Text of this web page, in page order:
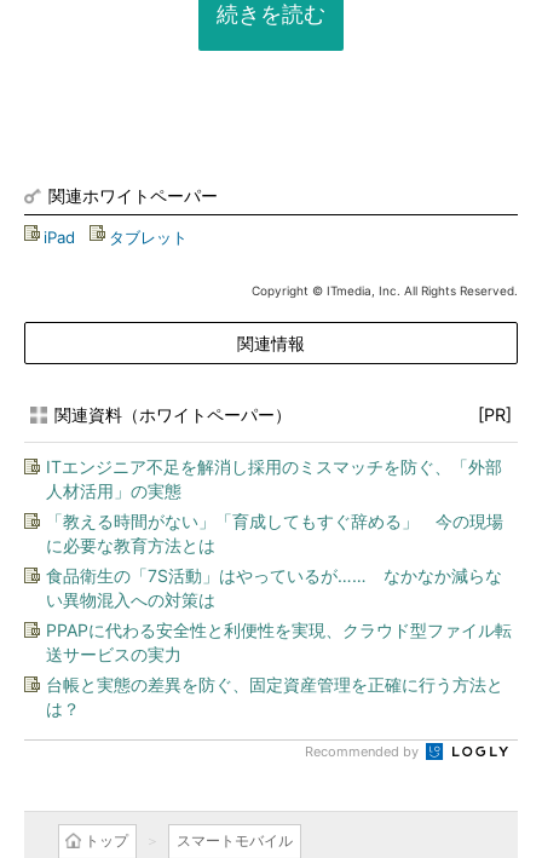
続きを読む
関連ホワイトペーパー
iPad タブレット
Copyright © ITmedia, Inc. All Rights Reserved.
関連情報
関連資料（ホワイトペーパー） [PR]
ITエンジニア不足を解消し採用のミスマッチを防ぐ、「外部
人材活用」の実態
「教える時間がない」「育成してもすぐ辞める」 今の現場
に必要な教育方法とは
食品衛生の「7S活動」はやっているが…… なかなか減らな
い異物混入への対策は
PPAPに代わる安全性と利便性を実現、クラウド型ファイル転
送サービスの実力
台帳と実態の差異を防ぐ、固定資産管理を正確に行う方法と
は？
Recommended by
トップ スマートモバイル